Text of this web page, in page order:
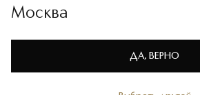
Политике конфиденциальности
Москва
ДА, ВЕРНО